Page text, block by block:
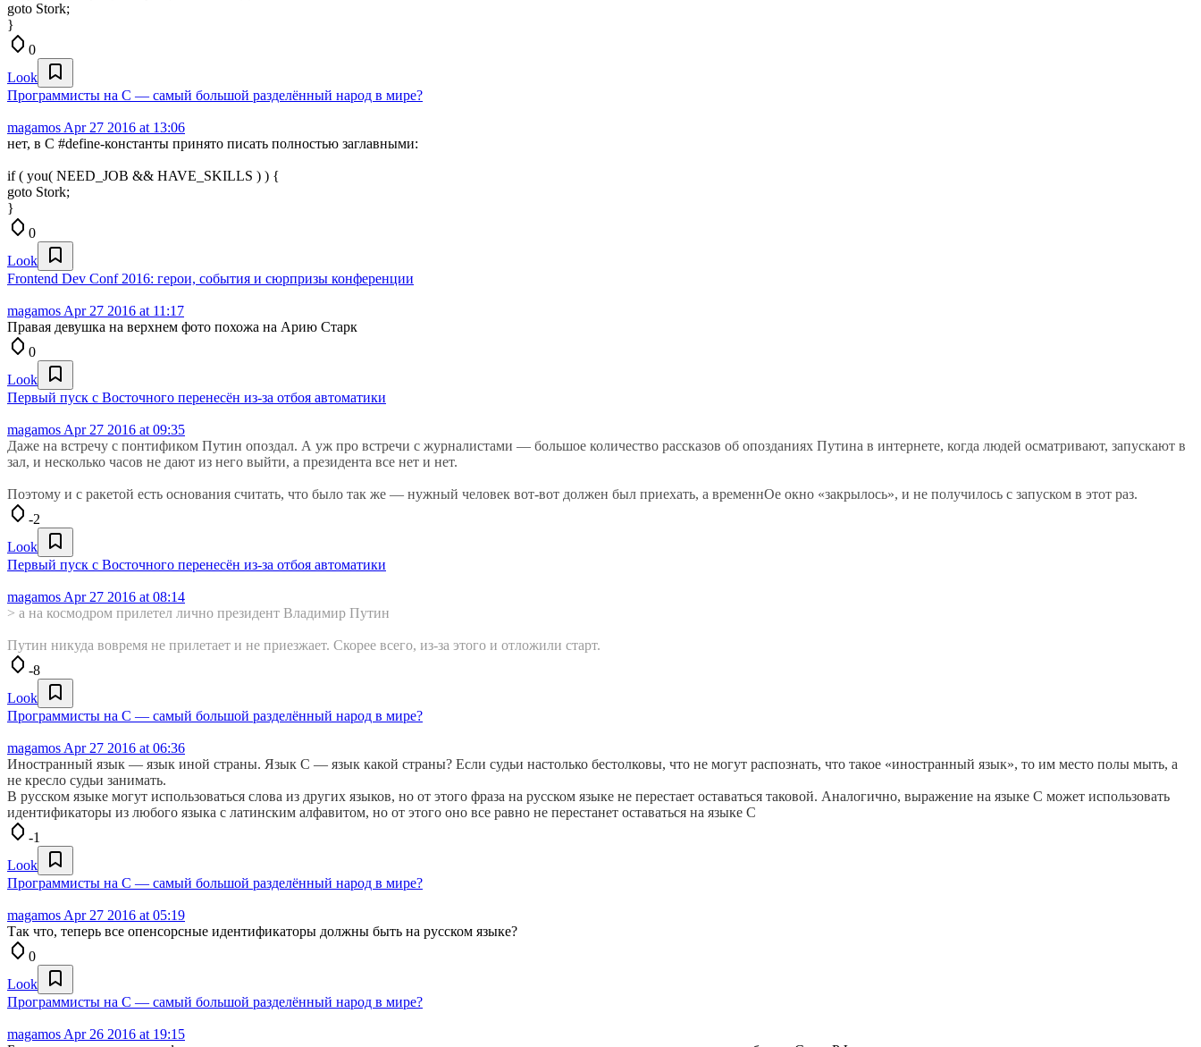
goto Stork;
}
0
Look
Программисты на C — самый большой разделённый народ в мире?
magamos Apr 27 2016 at 13:06
нет, в C #define-константы принято писать полностью заглавными:
if ( you( NEED_JOB && HAVE_SKILLS ) ) {
goto Stork;
}
0
Look
Frontend Dev Conf 2016: герои, события и сюрпризы конференции
magamos Apr 27 2016 at 11:17
Правая девушка на верхнем фото похожа на Арию Старк
0
Look
Первый пуск с Восточного перенесён из-за отбоя автоматики
magamos Apr 27 2016 at 09:35
Даже на встречу с понтификом Путин опоздал. А уж про встречи с журналистами — большое количество рассказов об опозданиях Путина в интернете, когда людей осматривают, запускают в
зал, и несколько часов не дают из него выйти, а президента все нет и нет.
Поэтому и с ракетой есть основания считать, что было так же — нужный человек вот-вот должен был приехать, а временнОе окно «закрылось», и не получилось с запуском в этот раз.
-2
Look
Первый пуск с Восточного перенесён из-за отбоя автоматики
magamos Apr 27 2016 at 08:14
> а на космодром прилетел лично президент Владимир Путин
Путин никуда вовремя не прилетает и не приезжает. Скорее всего, из-за этого и отложили старт.
-8
Look
Программисты на C — самый большой разделённый народ в мире?
magamos Apr 27 2016 at 06:36
Иностранный язык — язык иной страны. Язык C — язык какой страны? Если судьи настолько бестолковы, что не могут распознать, что такое «иностранный язык», то им место полы мыть, а
не кресло судьи занимать.
В русском языке могут использоваться слова из других языков, но от этого фраза на русском языке не перестает оставаться таковой. Аналогично, выражение на языке C может использовать
идентификаторы из любого языка с латинским алфавитом, но от этого оно все равно не перестанет оставаться на языке C
-1
Look
Программисты на C — самый большой разделённый народ в мире?
magamos Apr 27 2016 at 05:19
Так что, теперь все опенсорсные идентификаторы должны быть на русском языке?
0
Look
Программисты на C — самый большой разделённый народ в мире?
magamos Apr 26 2016 at 19:15